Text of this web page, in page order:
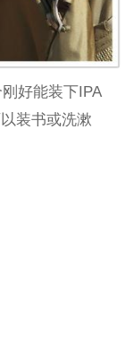
好能装下IPA
装书或洗漱